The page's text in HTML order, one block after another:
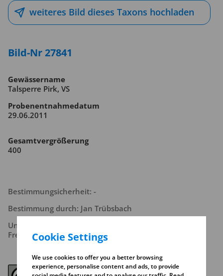
weiteres Bild dieses Taxons hochladen
Bild-Nr 27841
Gewässername
Talsperre Pirk, VS
Probenentnahmedatum
29.06.2011
Gesamtvergrößerung
400
Bestimmungsicherheit: -
Bestimmung durch: Jan Trübsbach
Unternehmen: Landestalsperrenverwaltung des
Freistaates Sachsen
Cookie Settings
We use cookies to offer you a better browsing
experience, personalise content and ads, to provide